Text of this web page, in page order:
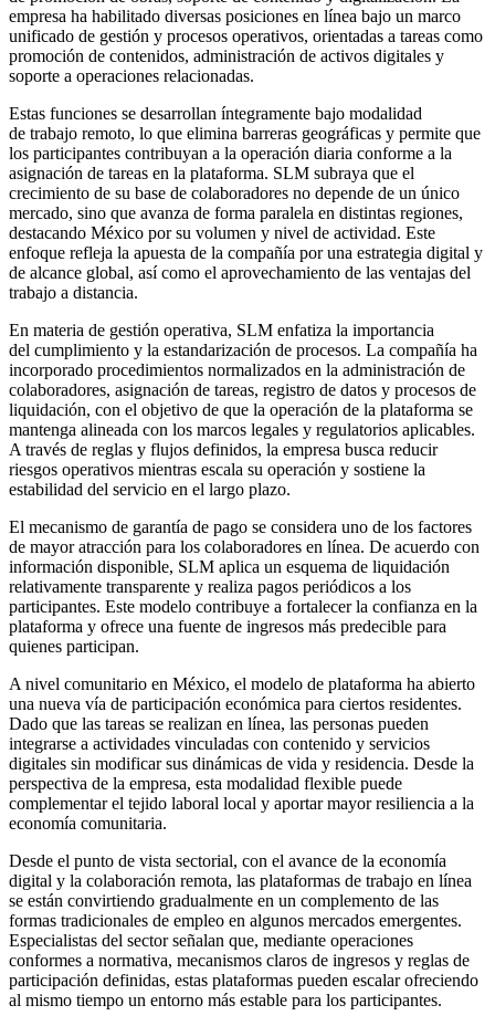
empresa ha habilitado diversas posiciones en línea bajo un marco
unificado de gestión y procesos operativos, orientadas a tareas como
promoción de contenidos, administración de activos digitales y
soporte a operaciones relacionadas.
Estas funciones se desarrollan íntegramente bajo modalidad
de trabajo remoto, lo que elimina barreras geográficas y permite que
los participantes contribuyan a la operación diaria conforme a la
asignación de tareas en la plataforma. SLM subraya que el
crecimiento de su base de colaboradores no depende de un único
mercado, sino que avanza de forma paralela en distintas regiones,
destacando México por su volumen y nivel de actividad. Este
enfoque refleja la apuesta de la compañía por una estrategia digital y
de alcance global, así como el aprovechamiento de las ventajas del
trabajo a distancia.
En materia de gestión operativa, SLM enfatiza la importancia
del cumplimiento y la estandarización de procesos. La compañía ha
incorporado procedimientos normalizados en la administración de
colaboradores, asignación de tareas, registro de datos y procesos de
liquidación, con el objetivo de que la operación de la plataforma se
mantenga alineada con los marcos legales y regulatorios aplicables.
A través de reglas y flujos definidos, la empresa busca reducir
riesgos operativos mientras escala su operación y sostiene la
estabilidad del servicio en el largo plazo.
El mecanismo de garantía de pago se considera uno de los factores
de mayor atracción para los colaboradores en línea. De acuerdo con
información disponible, SLM aplica un esquema de liquidación
relativamente transparente y realiza pagos periódicos a los
participantes. Este modelo contribuye a fortalecer la confianza en la
plataforma y ofrece una fuente de ingresos más predecible para
quienes participan.
A nivel comunitario en México, el modelo de plataforma ha abierto
una nueva vía de participación económica para ciertos residentes.
Dado que las tareas se realizan en línea, las personas pueden
integrarse a actividades vinculadas con contenido y servicios
digitales sin modificar sus dinámicas de vida y residencia. Desde la
perspectiva de la empresa, esta modalidad flexible puede
complementar el tejido laboral local y aportar mayor resiliencia a la
economía comunitaria.
Desde el punto de vista sectorial, con el avance de la economía
digital y la colaboración remota, las plataformas de trabajo en línea
se están convirtiendo gradualmente en un complemento de las
formas tradicionales de empleo en algunos mercados emergentes.
Especialistas del sector señalan que, mediante operaciones
conformes a normativa, mecanismos claros de ingresos y reglas de
participación definidas, estas plataformas pueden escalar ofreciendo
al mismo tiempo un entorno más estable para los participantes.